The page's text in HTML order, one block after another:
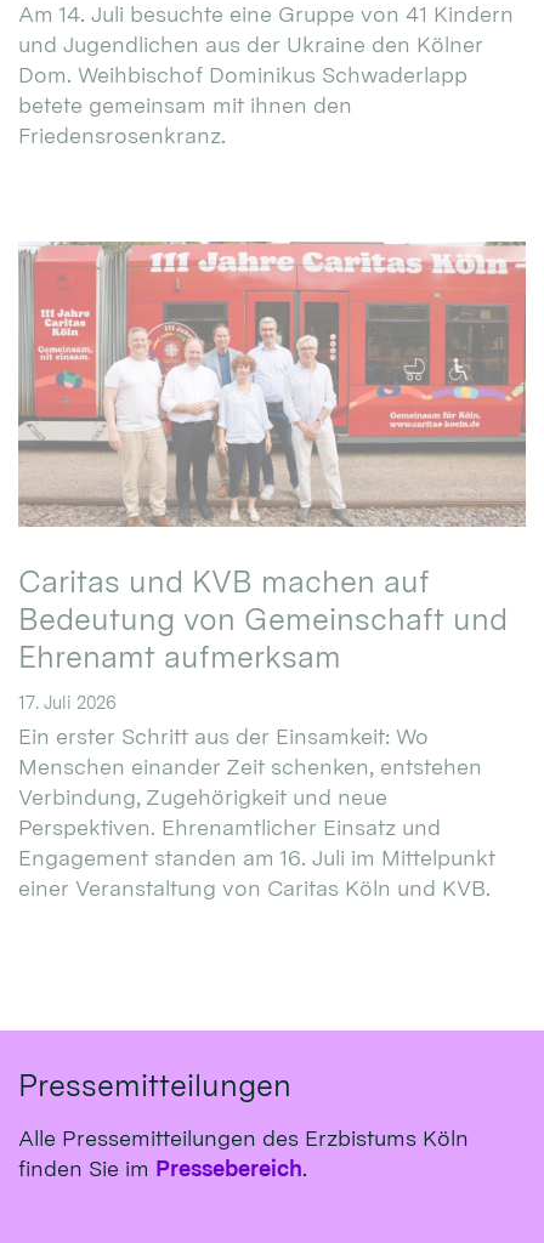
Am 14. Juli besuchte eine Gruppe von 41 Kindern
und Jugendlichen aus der Ukraine den Kölner
Dom. Weihbischof Dominikus Schwaderlapp
betete gemeinsam mit ihnen den
Friedensrosenkranz.
Caritas und KVB machen auf
Bedeutung von Gemeinschaft und
Ehrenamt aufmerksam
17. Juli 2026
Ein erster Schritt aus der Einsamkeit: Wo
Menschen einander Zeit schenken, entstehen
Verbindung, Zugehörigkeit und neue
Perspektiven. Ehrenamtlicher Einsatz und
Engagement standen am 16. Juli im Mittelpunkt
einer Veranstaltung von Caritas Köln und KVB.
Pressemitteilungen
Alle Pressemitteilungen des Erzbistums Köln
finden Sie im Pressebereich.